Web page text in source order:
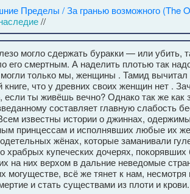
Пределы / За гранью возможного (The
//
могло сдержать буракки — или убить,
его смертным. А наделить плотью так
только мы, женщины . Тамид вычитал
книге, что у древних своих женщин нет .
если ты живёшь вечно? Однако так же как
составляет главную слабость
известны истории о джиннах,
принцессам и исполнявших любые их
жёнах, которые заманивали
храбрых купеческих дочерях, покорявших
на них верхом в дальние неведомые
могуществе, всё же тянет к нам, несмотря
и стать существами из плоти и крови.